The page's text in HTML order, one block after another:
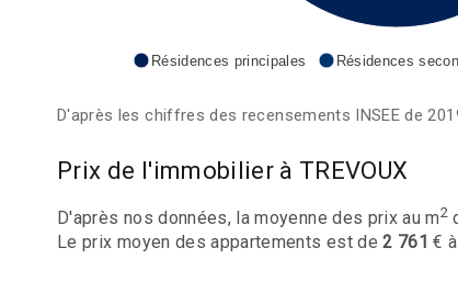
Résidences principales Résidences
D'après les chiffres des recensements INSEE de
Prix de l'immobilier à TREVOUX
D'après nos données, la moyenne des prix au m2
Le prix moyen des appartements est de2 761 €